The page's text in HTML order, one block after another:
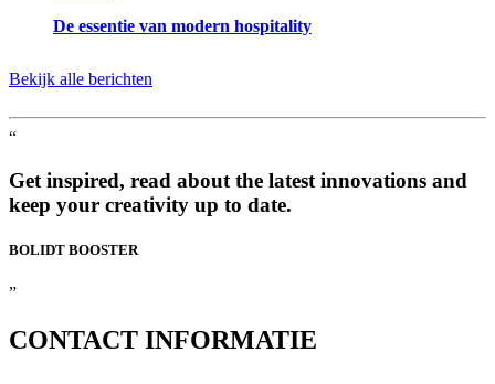
De essentie van modern hospitality
Bekijk alle berichten
“
Get inspired, read about the latest innovations and
keep your creativity up to date.
BOLIDT BOOSTER
”
CONTACT INFORMATIE